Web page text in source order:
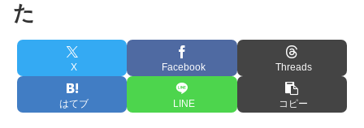
た
X Facebook Threads
はてブ LINE コピー